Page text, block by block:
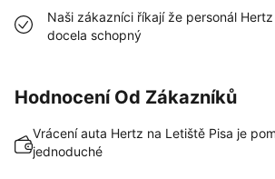
Naši zákazníci říkají že personál
docela schopný
Hodnocení Od Zákazníků
Vrácení auta Hertz na Letiště Pisa je
jednoduché